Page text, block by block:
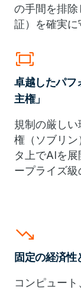
の手間を排
証）を確実に
fit_screen
卓越したパフ
主権」
規制の厳し
権（ソブリ
タ上でAIを
ープライズ級
trending_down
固定の経済性
コンピュー